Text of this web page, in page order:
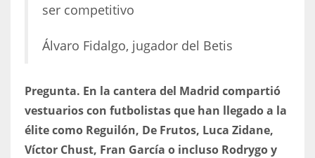
ser competitivo
Álvaro Fidalgo, jugador del Betis
Pregunta. En la cantera del Madrid compartió
vestuarios con futbolistas que han llegado a la
élite como Reguilón, De Frutos, Luca Zidane,
Víctor Chust, Fran García o incluso Rodrygo y